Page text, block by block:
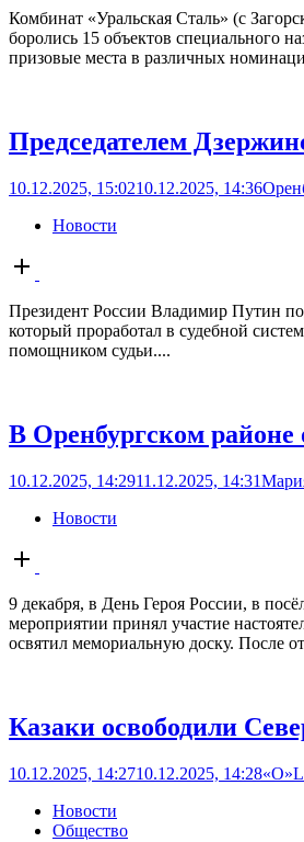
Комбинат «Уральская Сталь» (с
боролись 15 объектов специального
призовые места в различных
Председателем
10.12.2025, 15:0210.12.2025, 14:36
Новости
Open
post
Президент России Владимир Путин
который проработал в судебной
помощником судьи....
В Оренбургском
10.12.2025, 14:2911.12.2025, 14:31
Новости
Open
post
9 декабря, в День Героя России, в
мероприятии принял участие
освятил мемориальную доску. После
Казаки освободили
10.12.2025, 14:2710.12.2025, 14:28«О»
Новости
Общество